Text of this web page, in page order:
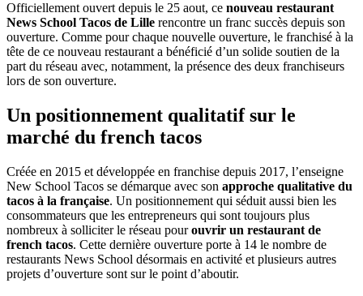
Officiellement ouvert depuis le 25 aout, ce nouveau restaurant
News School Tacos de Lille rencontre un franc succès depuis son
ouverture. Comme pour chaque nouvelle ouverture, le franchisé à la
tête de ce nouveau restaurant a bénéficié d’un solide soutien de la
part du réseau avec, notamment, la présence des deux franchiseurs
lors de son ouverture.
Un positionnement qualitatif sur le
marché du french tacos
Créée en 2015 et développée en franchise depuis 2017, l’enseigne
New School Tacos se démarque avec son approche qualitative du
tacos à la française. Un positionnement qui séduit aussi bien les
consommateurs que les entrepreneurs qui sont toujours plus
nombreux à solliciter le réseau pourouvrir un restaurant de
french tacos. Cette dernière ouverture porte à 14 le nombre de
restaurants News School désormais en activité et plusieurs autres
projets d’ouverture sont sur le point d’aboutir.